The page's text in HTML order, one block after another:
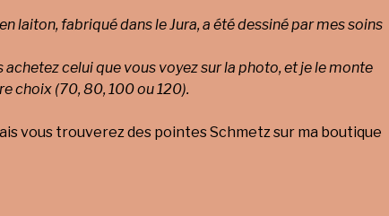
laiton, fabriqué dans le Jura, a été dessiné par mes soins
celui que vous voyez sur la photo, et je le monte
choix (70, 80, 100 ou 120).
vous trouverez des pointes Schmetz sur ma boutique